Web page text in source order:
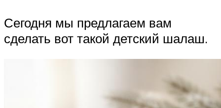
Сегодня мы предлагаем вам
сделать вот такой детский шалаш.